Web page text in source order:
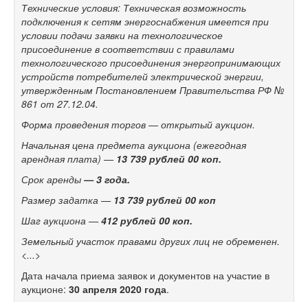
Технические условия: Техническая возможность
подключения к сетям энергоснабжения имеется при
условии подачи заявки на технологическое
присоединение в соответствии с правилами
технологического присоединения энергопринимающих
устройств потребителей электрической энергии,
утвержденным Постановлением Правительства РФ №
861 от 27.12.04.
Форма проведения торгов — открытый аукцион.
Начальная цена предмета аукциона (ежегодная
арендная плата) — 13 739 рублей 00 коп.
Срок аренды — 3 года.
Размер задатка — 13 739 рублей 00 коп
Шаг аукциона —412 рублей 00 коп.
Земельный участок правами других лиц не обременен.
<...>
Дата начала приема заявок и документов на участие в
аукционе: 30 апреля 2020 года.